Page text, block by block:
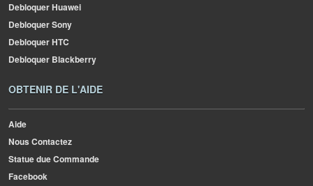
Debloquer Huawei
Debloquer Sony
Debloquer HTC
Debloquer Blackberry
OBTENIR DE L'AIDE
Aide
Nous Contactez
Statue due Commande
Facebook